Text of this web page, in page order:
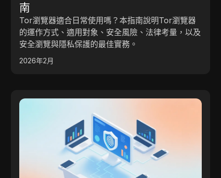
南
Tor瀏覽器適合日常使用嗎？本指南說明Tor瀏覽器
的運作方式、適用對象、安全風險、法律考量，以及
安全瀏覽與隱私保護的最佳實務。
2026年2月